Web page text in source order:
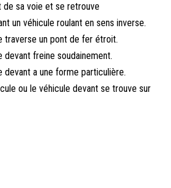
sa voie et se retrouve
un véhicule roulant en sens inverse.
traverse un pont de fer étroit.
devant freine soudainement.
devant a une forme particulière.
ou le véhicule devant se trouve sur